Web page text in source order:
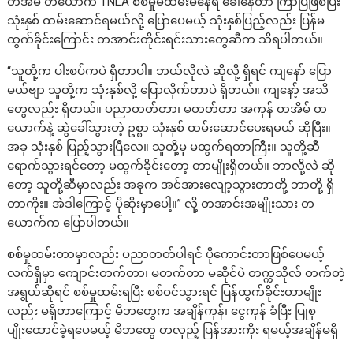
သုံးနှစ် ထမ်းဆောင်ရမယ်လို့ ပြောပေမယ့် သုံးနှစ်ပြည့်လည်း ပြန်မ
ထွက်ခိုင်းကြောင်း တအာင်းတိုင်းရင်းသားတွေဆီက သိရပါတယ်။
“သူတို့က ပါးစပ်ကပဲ ရှိတာပါ။ ဘယ်လိုလဲ ဆိုလို့ ရှိရင် ကျနော် ပြော
မယ်ဗျာ သူတို့က သုံးနှစ်လို့ ပြောလိုက်တာပဲ ရှိတယ်။ ကျနော့် အသိ
တွေလည်း ရှိတယ်။ ပညာတတ်တာ၊ မတတ်တာ အကုန် တအိမ် တ
ယောက်နဲ့ ဆွဲခေါ်သွားတဲ့ ဥစ္စာ သုံးနှစ် ထမ်းဆောင်ပေးရမယ် ဆိုပြီး။
အခု သုံးနှစ် ပြည့်သွားပြီလေ။ သူတို့မှ မထွက်ရတာကြီး။ သူတို့ဆီ
ရောက်သွားရင်တော့ မထွက်ခိုင်းတော့ တာမျိုးရှိတယ်။ ဘာလို့လဲ ဆို
တော့ သူတို့ဆီမှာလည်း အခုက အင်အားလျော့သွားတာတို့ ဘာတို့ ရှိ
တာကိုး။ အဲဒါကြောင့် ပိုဆိုးမှာပေါ့။” လို့ တအာင်းအမျိုးသား တ
ယောက်က ပြောပါတယ်။
စစ်မှုထမ်းတာမှာလည်း ပညာတတ်ပါရင် ပိုကောင်းတာဖြစ်ပေမယ့်
လက်ရှိမှာ ကျောင်းတက်တာ၊ မတက်တာ မဆိုင်ပဲ တက္ကသိုလ် တက်တဲ့
အရွယ်ဆိုရင် စစ်မှုထမ်းရပြီး စစ်ဝင်သွားရင် ပြန်ထွက်ခိုင်းတာမျိုး
လည်း မရှိတာကြောင့် မိဘတွေက အချိန်ကုန်၊ ငွေကုန် ခံပြီး ပြုစု
ပျိုးထောင်ခဲ့ရပေမယ့် မိဘတွေ တလှည့် ပြန်အားကိုး ရမယ့်အချိန်မရှိ